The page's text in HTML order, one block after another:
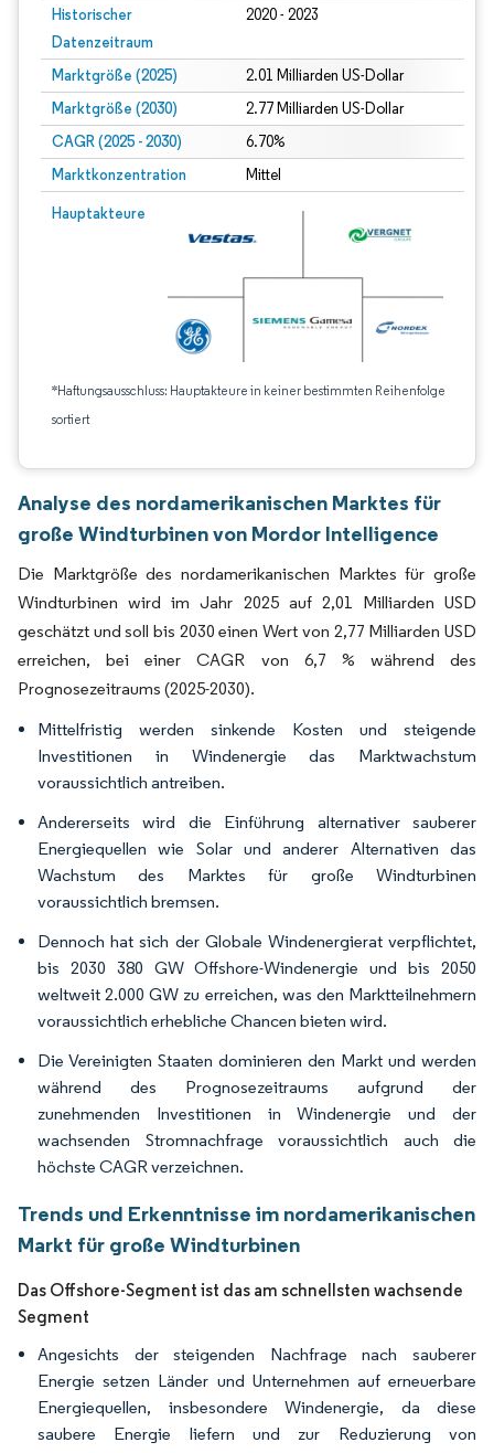
Historischer
Datenzeitraum
2020 - 2023
Marktgröße (2025) 2.01 Milliarden US-Dollar
Marktgröße (2030) 2.77 Milliarden US-Dollar
CAGR (2025 - 2030) 6.70%
Marktkonzentration Mittel
Hauptakteure
*Haftungsausschluss: Hauptakteure in keiner bestimmten Reihenfolge
sortiert
Analyse des nordamerikanischen Marktes für
große Windturbinen von Mordor Intelligence
Die Marktgröße des nordamerikanischen Marktes für große
Windturbinen wird im Jahr 2025 auf 2,01 Milliarden USD
geschätzt und soll bis 2030 einen Wert von 2,77 Milliarden USD
erreichen, bei einer CAGR von 6,7 % während des
Prognosezeitraums (2025-2030).
Mittelfristig werden sinkende Kosten und steigende
Investitionen in Windenergie das Marktwachstum
voraussichtlich antreiben.
Andererseits wird die Einführung alternativer sauberer
Energiequellen wie Solar und anderer Alternativen das
Wachstum des Marktes für große Windturbinen
voraussichtlich bremsen.
Dennoch hat sich der Globale Windenergierat verpflichtet,
bis 2030 380 GW Offshore-Windenergie und bis 2050
weltweit 2.000 GW zu erreichen, was den Marktteilnehmern
voraussichtlich erhebliche Chancen bieten wird.
Die Vereinigten Staaten dominieren den Markt und werden
während des Prognosezeitraums aufgrund der
zunehmenden Investitionen in Windenergie und der
wachsenden Stromnachfrage voraussichtlich auch die
höchste CAGR verzeichnen.
Trends und Erkenntnisse im nordamerikanischen
Markt für große Windturbinen
Das Offshore-Segment ist das am schnellsten wachsende
Segment
Angesichts der steigenden Nachfrage nach sauberer
Energie setzen Länder und Unternehmen auf erneuerbare
Energiequellen, insbesondere Windenergie, da diese
saubere Energie liefern und zur Reduzierung von